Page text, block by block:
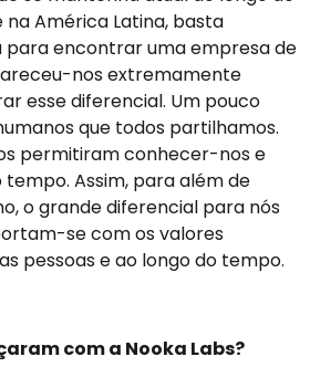
na América Latina, basta
encontrar uma empresa de
nos extremamente
esse diferencial. Um pouco
que todos partilhamos.
permitiram conhecer-nos e
Assim, para além de
o grande diferencial para nós
se com os valores
pessoas e ao longo do tempo.
com a Nooka Labs?